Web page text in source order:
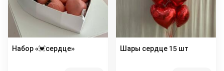
Набор «💓сердце» Шары сердце 15 шт